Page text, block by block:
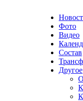
Фото
Видео
Состав
Другое